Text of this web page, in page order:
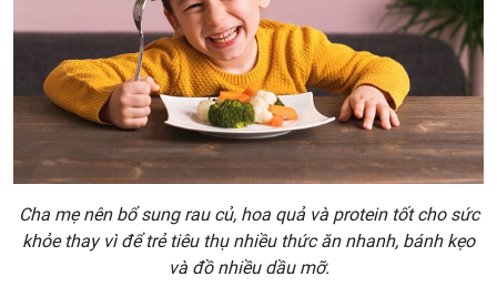
Cha mẹ nên bổ sung rau củ, hoa quả và protein tốt cho sức
khỏe thay vì để trẻ tiêu thụ nhiều thức ăn nhanh, bánh kẹo
và đồ nhiều dầu mỡ.